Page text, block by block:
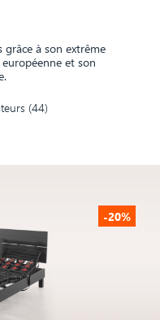
grâce à son extrême
et son
(44)
-20%